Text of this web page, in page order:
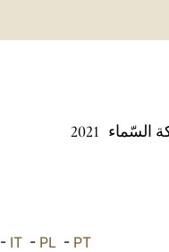
السّماء 2021
IT- PL- PT